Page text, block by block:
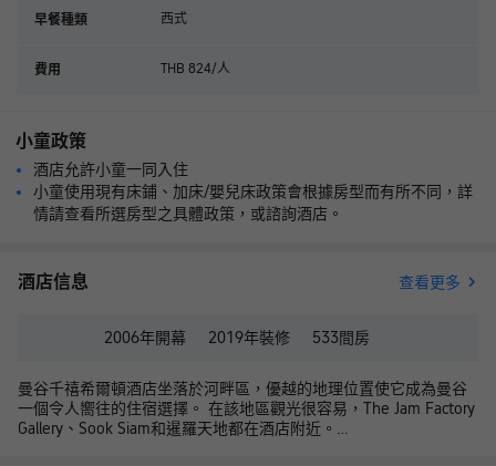
早餐種類 西式
費用 THB 824/人
小童政策
酒店允許小童一同入住
小童使用現有床鋪、加床/嬰兒床政策會根據房型而有所不同，詳
情請查看所選房型之具體政策，或諮詢酒店。
酒店信息 查看更多
2006年開幕 2019年裝修 533間房
曼谷千禧希爾頓酒店坐落於河畔區，優越的地理位置使它成為曼谷
一個令人嚮往的住宿選擇。 在該地區觀光很容易，The Jam Factory
Gallery、Sook Siam和暹羅天地都在酒店附近。